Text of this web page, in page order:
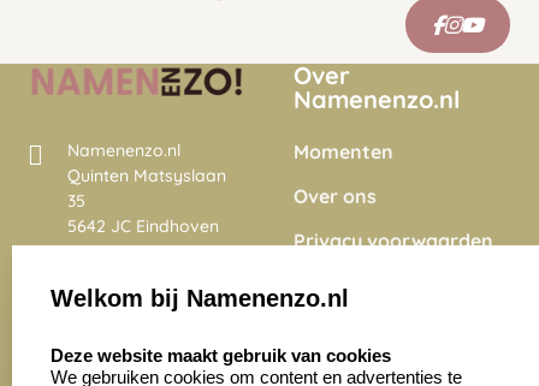
Namenenzo.nl
Quinten Matsyslaan
35
5642 JC Eindhoven
Nederland
4028 beoordelingen
Over
Namenenzo.nl
Momenten
Over ons
Privacy voorwaarden
Onze vacatures
Welkom bij Namenenzo.nl
Deze website maakt gebruik van cookies
We gebruiken cookies om content en advertenties te